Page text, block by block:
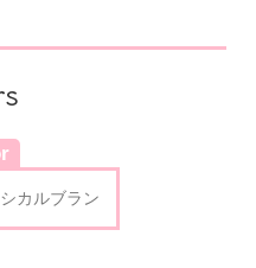
カルブラン